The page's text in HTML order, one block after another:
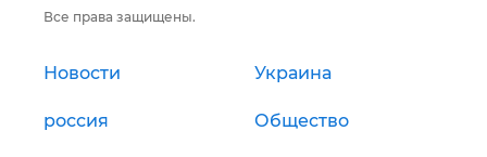
Все права защищены.
Новости Украина
россия Общество